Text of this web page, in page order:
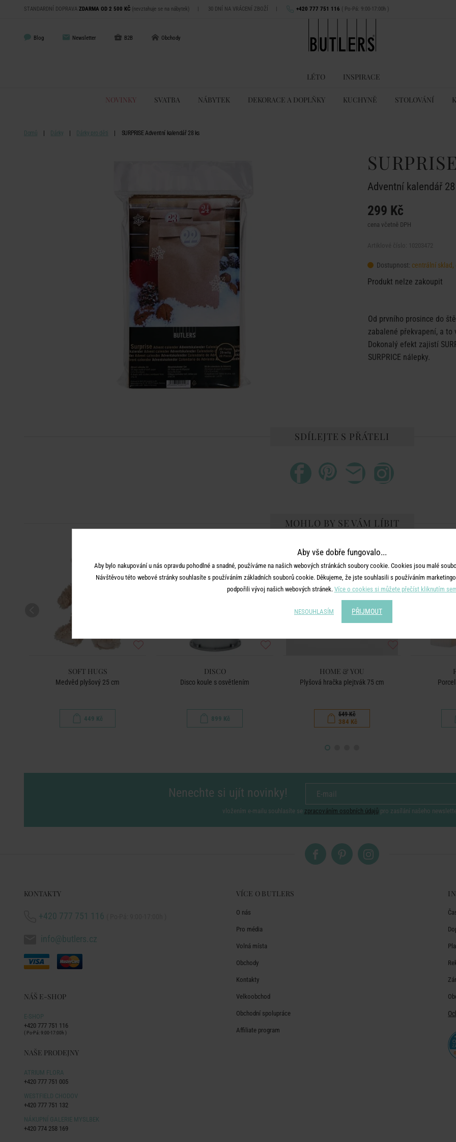
STANDARDNÍ DOPRAVA ZDARMA OD 2 500 KČ (nevztahuje se na nábytek) | 30 DNÍ NA VRÁCENÍ ZBOŽÍ | +420 777 751 116 ( Po-Pá: 9:00-17:00h )
Blog Newsletter B2B Obchody
LÉTO INSPIRACE
NOVINKY SVATBA NÁBYTEK DEKORACE A DOPLŇKY KUCHYNĚ STOLOVÁNÍ
Domů Dárky Dárky pro děti SURPRISE Adventní kalendář 28 ks
Adventní kalendář
299 Kč
cena včetně DPH
Dostupnost: centrální
Produkt nelze zakoupit
Od prvního prosince do
zabalené překvapení, a
Dokonalý efekt zajistí
SURPRICE nálepky.
SDÍLEJTE S PŘÁTELI
MOHLO BY SE VÁM LÍBIT
SOFT HUGS
Medvěd plyšový 25 cm
449 Kč
DISCO
Disco koule s osvětlením
899 Kč
-30
HOME & YOU
Plyšová hračka plejtvák 75 cm
549 Kč
384 Kč
Nenechte si ujít novinky!
vložením e-mailu souhlasíte se zpracováním osobních údajů pro zasílání našeho
KONTAKTY
+420 777 751 116
info@butlers.cz
NÁŠ E-SHOP
E-SHOP
+420 777 751 116
( Po-Pá: 9:00-17:00h )
NAŠE PRODEJNY
ATRIUM FLORA
+420 777 751 005
WESTFIELD CHODOV
+420 777 751 132
NÁKUPNÍ GALERIE MYSLBEK
+420 774 258 169
VÍCE O BUTLERS
O nás
Pro média
Volná místa
Obchody
Kontakty
Velkoobchod
Obchodní spolupráce
Affiliate program
Aby vše dobře fungovalo...
Aby bylo nakupování u nás opravdu pohodlné a snadné, používáme na našich webových stránkách soubory cookie. Cookies jsou malé
Návštěvou této webové stránky souhlasíte s používáním základních souborů cookie. Děkujeme, že jste souhlasili s používáním
podpořili vývoj našich webových stránek. Více o cookies si můžete přečíst kliknutím
NESOUHLASÍM PŘIJMOUT